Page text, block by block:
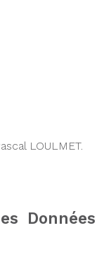
LOULMET.
Données